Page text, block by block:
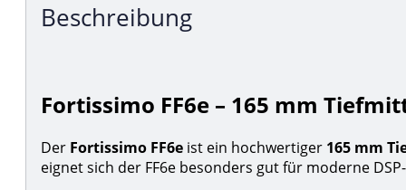
Beschreibung
Fortissimo FF6e – 165 mm
Der Fortissimo FF6e ist ein hochwertiger 165 mm
eignet sich der FF6e besonders gut für moderne